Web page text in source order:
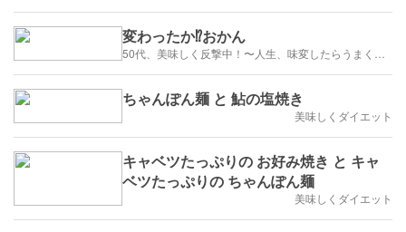
変わったか⁉️おかん
ちゃんぽん麺 と 鮎の塩焼き
美味しくダイエット
キャベツたっぷりの お好み焼き と キャ
ベツたっぷりの ちゃんぽん麺
美味しくダイエット